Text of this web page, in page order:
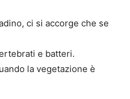
ci si accorge che se
e batteri.
la vegetazione è